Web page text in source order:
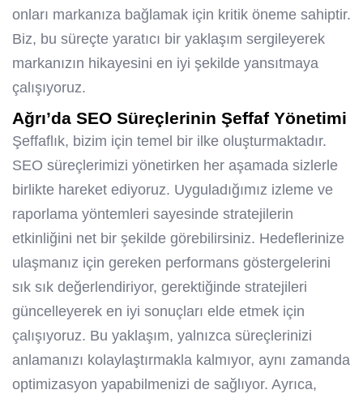
onları markanıza bağlamak için kritik öneme sahiptir.
Biz, bu süreçte yaratıcı bir yaklaşım sergileyerek
markanızın hikayesini en iyi şekilde yansıtmaya
çalışıyoruz.
Ağrı’da SEO Süreçlerinin Şeffaf Yönetimi
Şeffaflık, bizim için temel bir ilke oluşturmaktadır.
SEO süreçlerimizi yönetirken her aşamada sizlerle
birlikte hareket ediyoruz. Uyguladığımız izleme ve
raporlama yöntemleri sayesinde stratejilerin
etkinliğini net bir şekilde görebilirsiniz. Hedeflerinize
ulaşmanız için gereken performans göstergelerini
sık sık değerlendiriyor, gerektiğinde stratejileri
güncelleyerek en iyi sonuçları elde etmek için
çalışıyoruz. Bu yaklaşım, yalnızca süreçlerinizi
anlamanızı kolaylaştırmakla kalmıyor, aynı zamanda
optimizasyon yapabilmenizi de sağlıyor. Ayrıca,